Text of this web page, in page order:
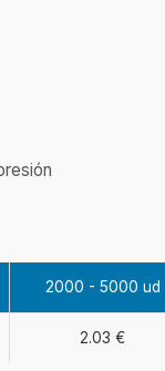
2000 - 5000 ud
2.03 €